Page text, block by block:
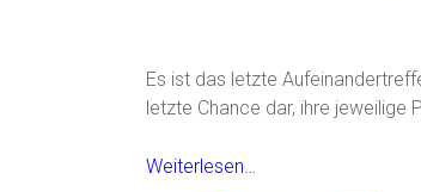
Es ist das letzte
letzte Chance dar, ihre jeweilige
Weiterlesen…